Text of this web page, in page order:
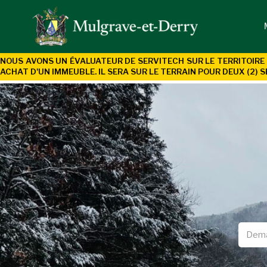
NOUS AVONS UN ÉVALUATEUR DE SERVITECH SUR LE
ACHAT D'UN IMMEUBLE. IL SERA SUR LE TERRAIN POUR DEUX